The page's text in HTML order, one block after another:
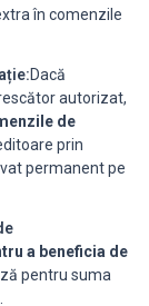
în comenzile
Dacă
autorizat,
de
prin
permanent pe
a beneficia de
pentru suma